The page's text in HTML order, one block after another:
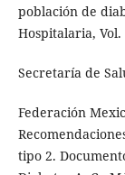
población de
Hospitalaria, Vol.
Secretaría de
Federación
tipo 2.